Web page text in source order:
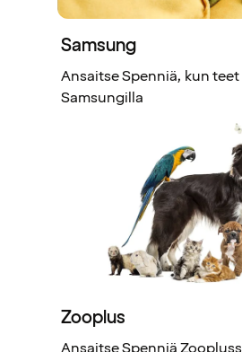
Samsung
Ansaitse Spenniä, kun
Samsungilla
Zooplus